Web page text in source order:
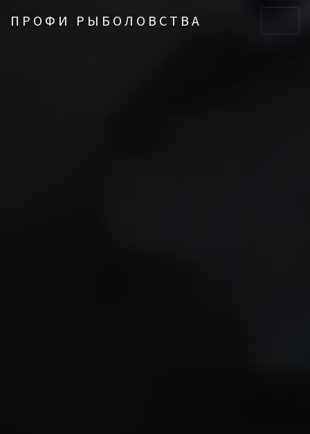
ПРОФИ РЫБОЛОВСТВА